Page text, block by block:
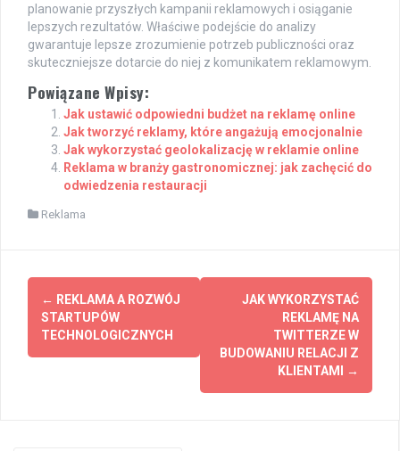
planowanie przyszłych kampanii reklamowych i osiąganie
lepszych rezultatów. Właściwe podejście do analizy
gwarantuje lepsze zrozumienie potrzeb publiczności oraz
skuteczniejsze dotarcie do niej z komunikatem reklamowym.
Powiązane Wpisy:
Jak ustawić odpowiedni budżet na reklamę online
Jak tworzyć reklamy, które angażują emocjonalnie
Jak wykorzystać geolokalizację w reklamie online
Reklama w branży gastronomicznej: jak zachęcić do
odwiedzenia restauracji
Reklama
Post
navigation
← REKLAMA A ROZWÓJ
STARTUPÓW
TECHNOLOGICZNYCH
JAK WYKORZYSTAĆ
REKLAMĘ NA
TWITTERZE W
BUDOWANIU RELACJI Z
KLIENTAMI
→